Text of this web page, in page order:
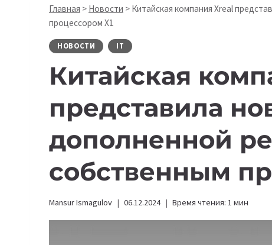
Главная > Новости > Китайская компания Xreal
процессором X1
НОВОСТИ IT
Китайская
представила
дополненной
собственным
Mansur Ismagulov 06.12.2024 Время чтения: 1 мин